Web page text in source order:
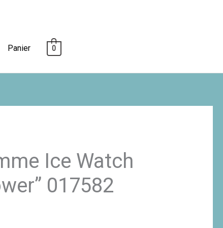
Panier 0
Ice Watch
017582